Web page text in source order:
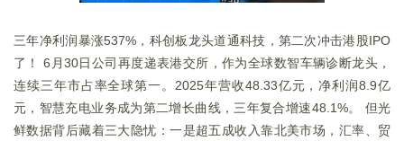
三年净利润暴涨537%，科创板龙头道通科技，第二次冲击港股IPO
了！ 6月30日公司再度递表港交所，作为全球数智车辆诊断龙头，
连续三年市占率全球第一。2025年营收48.33亿元，净利润8.9亿
元，智慧充电业务成为第二增长曲线，三年复合增速48.1%。 但光
鲜数据背后藏着三大隐忧：一是超五成收入靠北美市场，汇率、贸